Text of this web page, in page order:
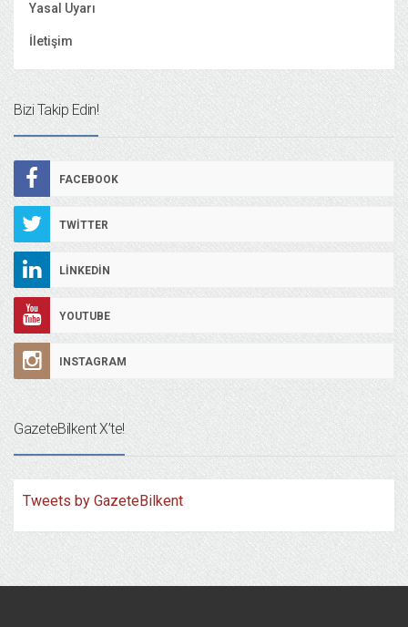
Yasal Uyarı
İletişim
Bizi Takip Edin!
FACEBOOK
TWITTER
LINKEDIN
YOUTUBE
INSTAGRAM
GazeteBilkent X’te!
Tweets by GazeteBilkent